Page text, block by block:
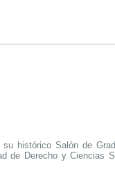
histórico Salón de
de Derecho y Ciencias